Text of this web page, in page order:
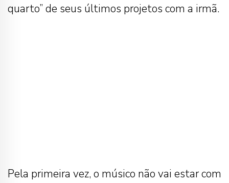
quarto” de seus últimos projetos com a irmã.
Pela primeira vez, o músico não vai estar com